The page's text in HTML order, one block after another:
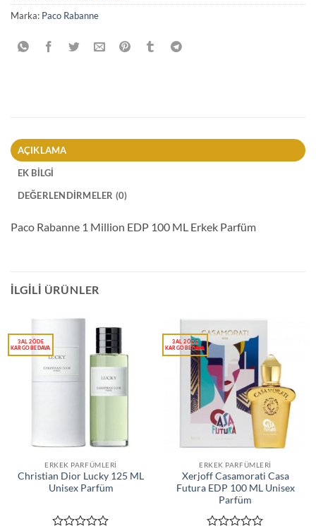
Marka: Paco Rabanne
AÇIKLAMA
EK BILGI
DEĞERLENDIRMELER (0)
Paco Rabanne 1 Million EDP 100 ML Erkek Parfüm
İLGILI ÜRÜNLER
ERKEK PARFÜMLERI
Christian Dior Lucky 125 ML
Unisex Parfüm
ERKEK PARFÜMLERI
Xerjoff Casamorati Casa
Futura EDP 100 ML Unisex
Parfüm